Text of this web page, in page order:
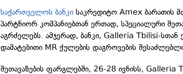
საქართველოს ბანკი საკრედიტო Amex ბარათის
პარტნიორ კომპანიებთან ერთად, სპეციალური
აგრძელებს. ამჯერად, ბანკი, Galleria Tbilisi-
დამატებითი MR ქულების დაგროვების
შეთავაზების ფარგლებში, 26-28 ივნისს, Galleria